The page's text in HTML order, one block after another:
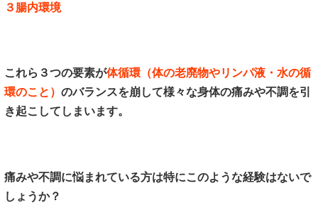
３腸内環境
これら３つの要素が体循環（体の老廃物やリンパ液・水の循
環のこと） のバランスを崩して様々な身体の痛みや不調を引
き起こしてしまいます。
痛みや不調に悩まれている方は特にこのような経験はないで
しょうか？